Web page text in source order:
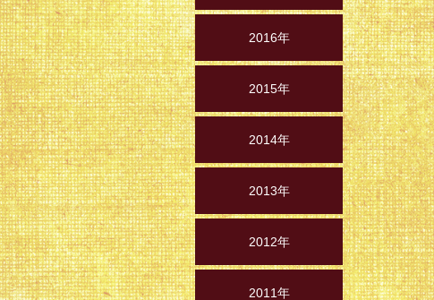
2016年
2015年
2014年
2013年
2012年
2011年